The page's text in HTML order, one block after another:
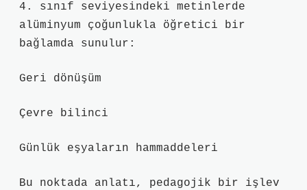
4. sınıf seviyesindeki metinlerde
alüminyum çoğunlukla öğretici bir
bağlamda sunulur:
Geri dönüşüm
Çevre bilinci
Günlük eşyaların hammaddeleri
Bu noktada anlatı, pedagojik bir işlev